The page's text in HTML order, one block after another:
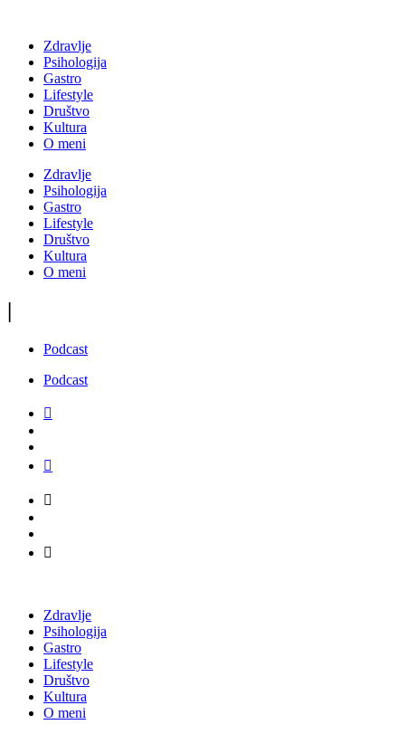
Zdravlje
Psihologija
Gastro
Lifestyle
Društvo
Kultura
O meni
Zdravlje
Psihologija
Gastro
Lifestyle
Društvo
Kultura
O meni
|
Podcast
Podcast
Zdravlje
Psihologija
Gastro
Lifestyle
Društvo
Kultura
O meni